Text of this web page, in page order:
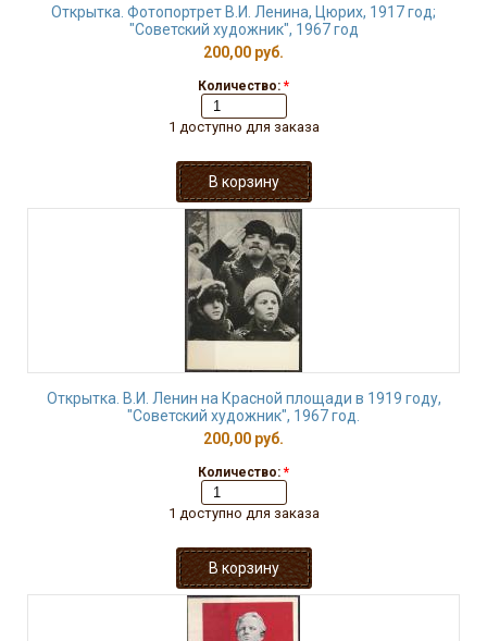
Открытка. Фотопортрет В.И. Ленина, Цюрих, 1917 год;
"Советский художник", 1967 год
200,00 руб.
Количество: *
1 доступно для заказа
Открытка. В.И. Ленин на Красной площади в 1919 году,
"Советский художник", 1967 год.
200,00 руб.
Количество: *
1 доступно для заказа